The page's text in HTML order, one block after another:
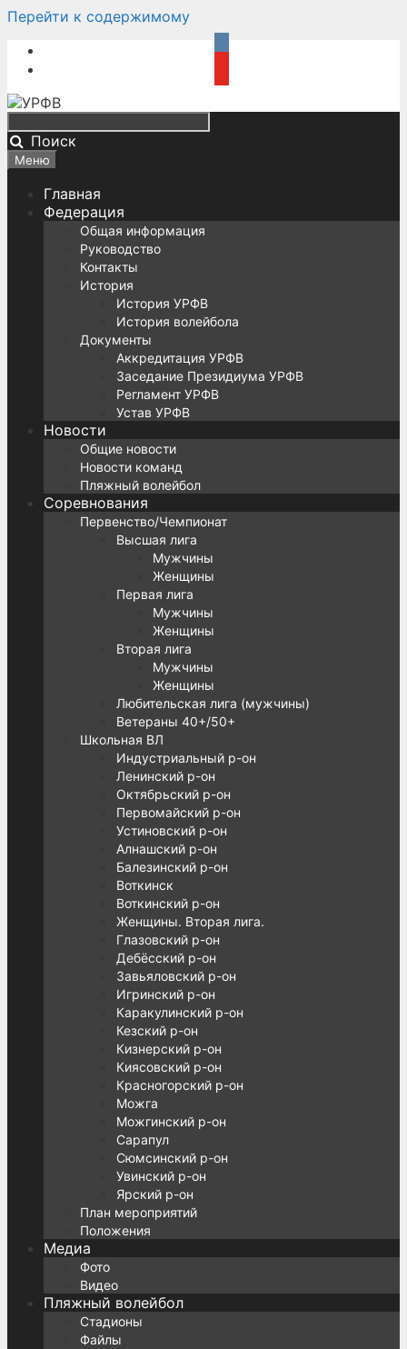
Перейти к содержимому
Поиск
Меню
Главная
Федерация
Общая информация
Руководство
Контакты
История
История УРФВ
История волейбола
Документы
Аккредитация УРФВ
Заседание Президиума УРФВ
Регламент УРФВ
Устав УРФВ
Новости
Общие новости
Новости команд
Пляжный волейбол
Соревнования
Первенство/Чемпионат
Высшая лига
Мужчины
Женщины
Первая лига
Мужчины
Женщины
Вторая лига
Мужчины
Женщины
Любительская лига (мужчины)
Ветераны 40+/50+
Школьная ВЛ
Индустриальный р-он
Ленинский р-он
Октябрьский р-он
Первомайский р-он
Устиновский р-он
Алнашский р-он
Балезинский р-он
Воткинск
Воткинский р-он
Женщины. Вторая лига.
Глазовский р-он
Дебёсский р-он
Завьяловский р-он
Игринский р-он
Каракулинский р-он
Кезский р-он
Кизнерский р-он
Киясовский р-он
Красногорский р-он
Можга
Можгинский р-он
Сарапул
Сюмсинский р-он
Увинский р-он
Ярский р-он
План мероприятий
Положения
Медиа
Фото
Видео
Пляжный волейбол
Стадионы
Файлы